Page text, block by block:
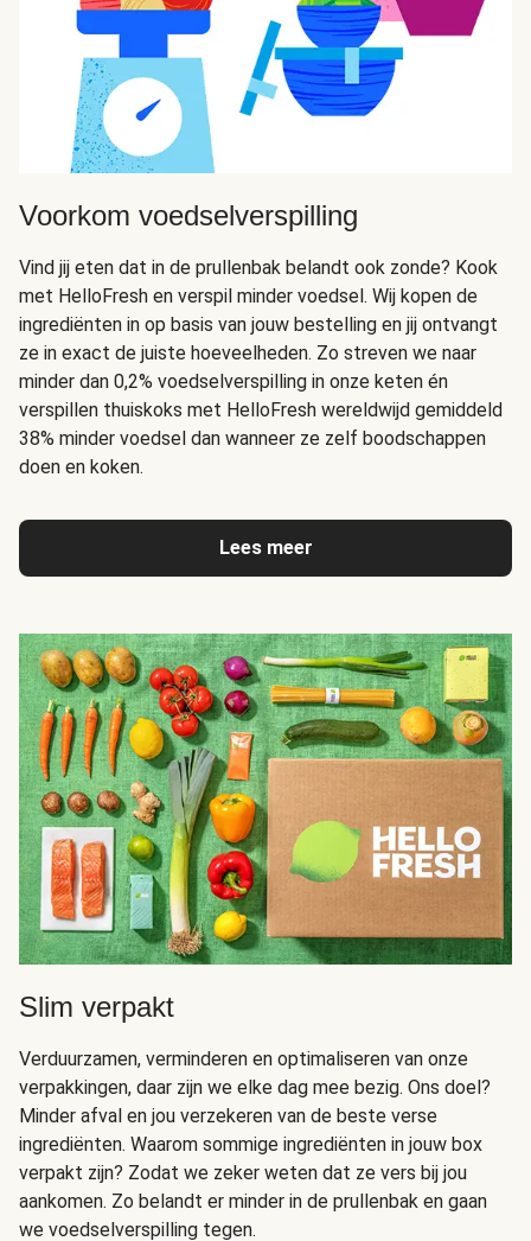
Voorkom voedselverspilling
Vind jij eten dat in de prullenbak belandt ook zonde? Kook
met HelloFresh en verspil minder voedsel. Wij kopen de
ingrediënten in op basis van jouw bestelling en jij ontvangt
ze in exact de juiste hoeveelheden. Zo streven we naar
minder dan 0,2% voedselverspilling in onze keten én
verspillen thuiskoks met HelloFresh wereldwijd gemiddeld
38% minder voedsel dan wanneer ze zelf boodschappen
doen en koken.
Lees meer
Slim verpakt
Verduurzamen, verminderen en optimaliseren van onze
verpakkingen, daar zijn we elke dag mee bezig. Ons doel?
Minder afval en jou verzekeren van de beste verse
ingrediënten. Waarom sommige ingrediënten in jouw box
verpakt zijn? Zodat we zeker weten dat ze vers bij jou
aankomen. Zo belandt er minder in de prullenbak en gaan
we voedselverspilling tegen.